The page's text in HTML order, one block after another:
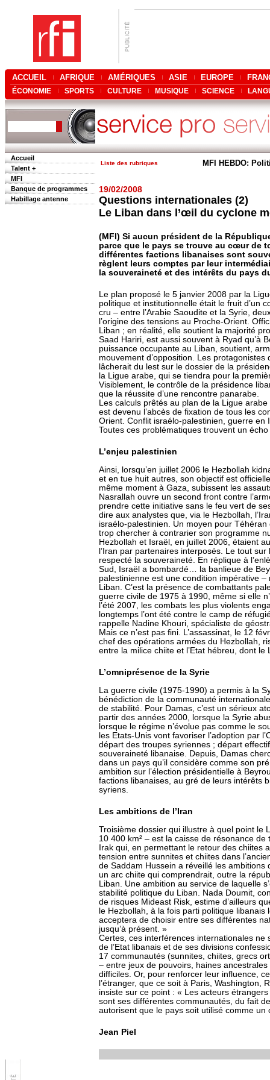
ACCUEIL AFRIQUE AMÉRIQUES ASIE EUROPE
ÉCONOMIE SPORTS CULTURE MUSIQUE SCIENCE
Accueil
Talent +
MFI
Banque de programmes
Habillage antenne
Liste des rubriques MFI HEBDO:
19/02/2008
Questions internationales (2)
Le Liban dans l’œil du cyclone
(MFI) Si aucun président de la
parce que le pays se trouve au cœur de
différentes factions libanaises sont
règlent leurs comptes par leur
la souveraineté et des intérêts du pays
Le plan proposé le 5 janvier 2008 par la
politique et institutionnelle était le fruit d’un
cru – entre l’Arabie Saoudite et la Syrie,
l’origine des tensions au Proche-Orient.
Liban ; en réalité, elle soutient la majorité
Saad Hariri, est aussi souvent à Ryad qu’à
puissance occupante au Liban, soutient,
mouvement d’opposition. Les
lâcherait du lest sur le dossier de la
la Ligue arabe, qui se tiendra pour la
Visiblement, le contrôle de la présidence
que la réussite d’une rencontre panarabe.
Les calculs prêtés au plan de la Ligue
est devenu l’abcès de fixation de tous les
Orient. Conflit israélo-palestinien, guerre
Toutes ces problématiques trouvent un
L’enjeu palestinien
Ainsi, lorsqu’en juillet 2006 le Hezbollah
et en tue huit autres, son objectif est
même moment à Gaza, subissent les
Nasrallah ouvre un second front contre
prendre cette initiative sans le feu vert de
dire aux analystes que, via le Hezbollah,
israélo-palestinien. Un moyen pour
trop chercher à contrarier son programme
Hezbollah et Israël, en juillet 2006, étaient
l’Iran par partenaires interposés. Le tout
respecté la souveraineté. En réplique à
Sud, Israël a bombardé… la banlieue de
palestinienne est une condition impérative
Liban. C’est la présence de combattants
guerre civile de 1975 à 1990, même si elle
l’été 2007, les combats les plus violents
longtemps l’ont été contre le camp de
rappelle Nadine Khouri, spécialiste de
Mais ce n’est pas fini. L’assassinat, le 12
chef des opérations armées du Hezbollah,
entre la milice chiite et l’Etat hébreu, dont
L’omniprésence de la Syrie
La guerre civile (1975-1990) a permis à la
bénédiction de la communauté
de stabilité. Pour Damas, c’est un sérieux
partir des années 2000, lorsque la Syrie
lorsque le régime n’évolue pas comme le
les Etats-Unis vont favoriser l’adoption par
départ des troupes syriennes ; départ
souveraineté libanaise. Depuis, Damas
dans un pays qu’il considère comme son
ambition sur l’élection présidentielle à
factions libanaises, au gré de leurs intérêts
syriens.
Les ambitions de l’Iran
Troisième dossier qui illustre à quel point le
10 400 km² – est la caisse de résonance
Irak qui, en permettant le retour des chiites
tension entre sunnites et chiites dans
de Saddam Hussein a réveillé les ambitions
un arc chiite qui comprendrait, outre la
Liban. Une ambition au service de laquelle
stabilité politique du Liban. Nada Doumit,
de risques Mideast Risk, estime d’ailleurs
le Hezbollah, à la fois parti politique
acceptera de choisir entre ses différentes
jusqu’à présent. »
Certes, ces interférences internationales ne
de l’Etat libanais et de ses divisions
17 communautés (sunnites, chiites, grecs
– entre jeux de pouvoirs, haines
difficiles. Or, pour renforcer leur influence,
l’étranger, que ce soit à Paris, Washington,
insiste sur ce point : « Les acteurs
sont ses différentes communautés, du fait
autorisent que le pays soit utilisé comme un
Jean Piel